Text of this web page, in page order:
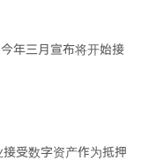
年三月宣布将开始接
受数字资产作为抵押